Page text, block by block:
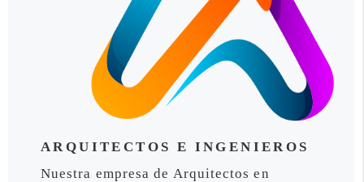
ARQUITECTOS E INGENIEROS
Nuestra empresa de Arquitectos en